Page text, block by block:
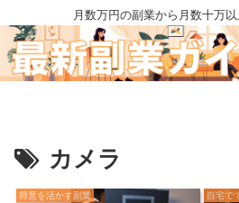
月数万円の副業から月数十万
カメラ
得意を活かす副業 自宅で